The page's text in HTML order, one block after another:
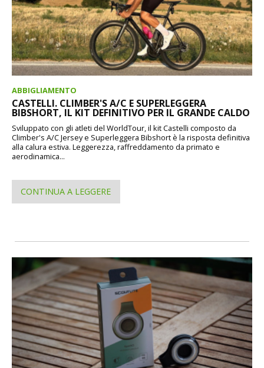
ABBIGLIAMENTO
CASTELLI. CLIMBER'S A/C E SUPERLEGGERA
BIBSHORT, IL KIT DEFINITIVO PER IL GRANDE CALDO
Sviluppato con gli atleti del WorldTour, il kit Castelli composto da
Climber's A/C Jersey e Superleggera Bibshort è la risposta definitiva
alla calura estiva. Leggerezza, raffreddamento da primato e
aerodinamica...
CONTINUA A LEGGERE